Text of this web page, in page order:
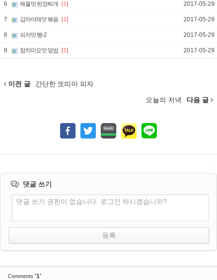
6 해물맛 된장찌개 [1] 2017-05-29
7 감자야채맛 볶음 [1] 2017-05-29
8 피자맛 빵-2 2017-05-29
9 참치마요맛 덮밥 [1] 2017-05-29
이전 글 간단한 또띠아 피자
오늘의 저녁 다음 글
댓글 쓰기
댓글 쓰기 권한이 없습니다. 로그인 하시겠습니까?
Comments '1'